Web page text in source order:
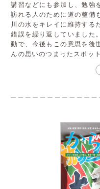
講習などにも参加し、勉強
訪れる人のために道の整備
川の水をキレイに維持する
錯誤を繰り返していました
動で、今後もこの意思を後
んの思いのつまったスポッ